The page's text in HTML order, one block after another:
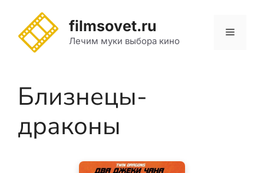
содержимому
filmsovet.ru
Лечим муки выбора кино
Меню
Близнецы-
драконы